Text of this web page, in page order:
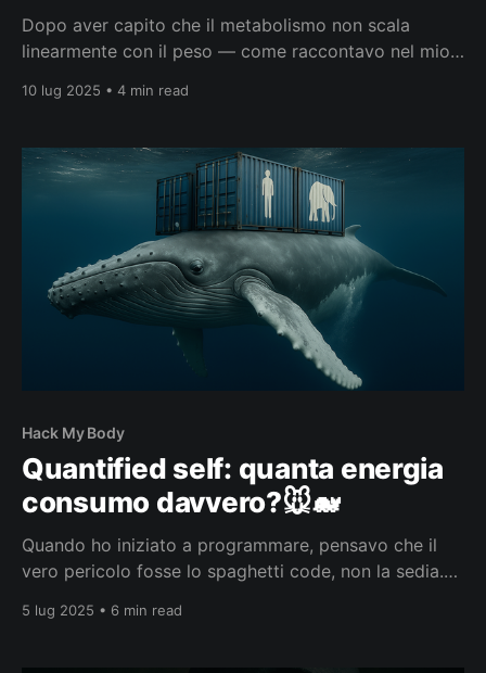
Dopo aver capito che il metabolismo non scala
linearmente con il peso — come raccontavo nel mio
una domanda senza risposta: quanta energia
di codice, bug ed empanadas? La respirazione come
combustione la respiration est
10 lug 2025 • 4 min read
Hack My Body
Quantified self: quanta energia
consumo davvero?🐭🐋
Quando ho iniziato a programmare, pensavo che il
vero pericolo fosse lo spaghetti code, non la sedia.
intrappolato in una routine fatta di click, bug,
5 lug 2025 • 6 min read